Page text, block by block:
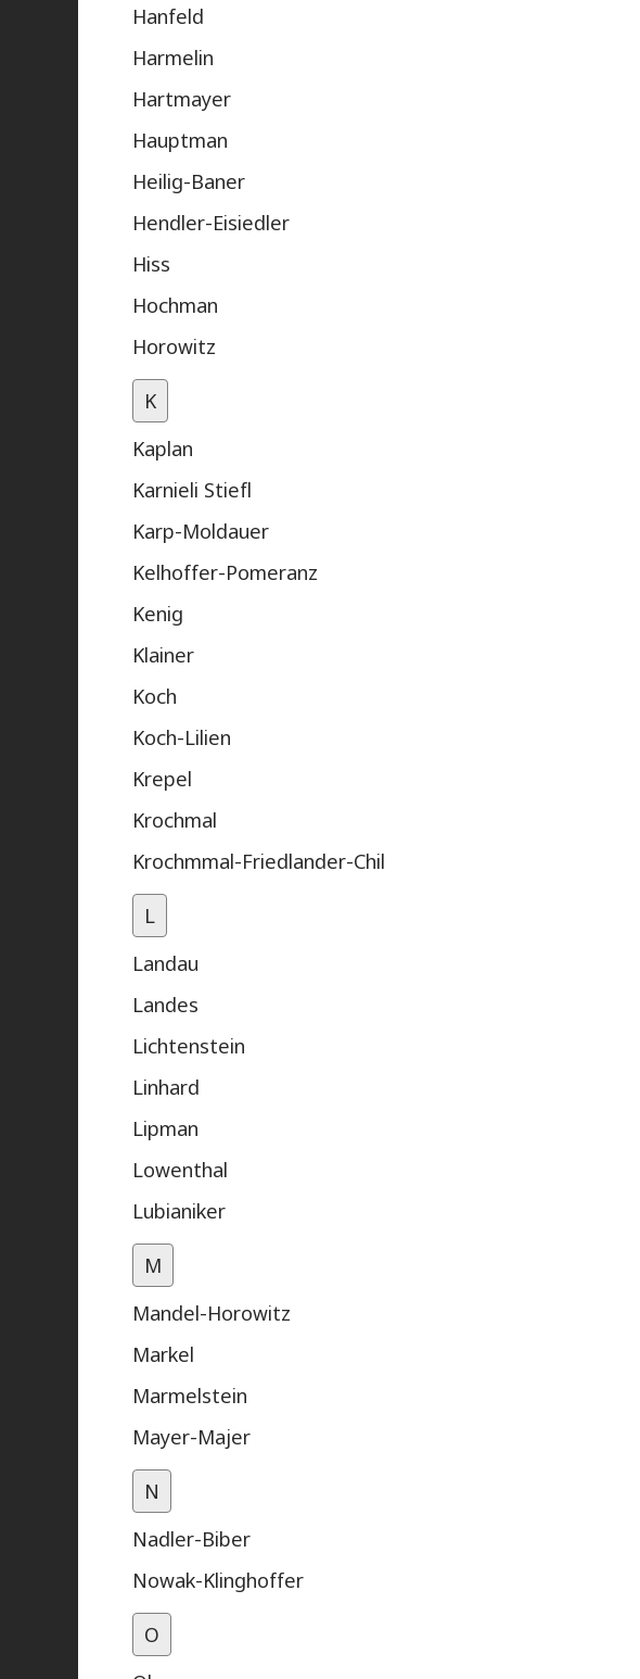
Hanfeld
Harmelin
Hartmayer
Hauptman
Heilig-Baner
Hendler-Eisiedler
Hiss
Hochman
Horowitz
K
Kaplan
Karnieli Stiefl
Karp-Moldauer
Kelhoffer-Pomeranz
Kenig
Klainer
Koch
Koch-Lilien
Krepel
Krochmal
Krochmmal-Friedlander-Chil
L
Landau
Landes
Lichtenstein
Linhard
Lipman
Lowenthal
Lubianiker
M
Mandel-Horowitz
Markel
Marmelstein
Mayer-Majer
N
Nadler-Biber
Nowak-Klinghoffer
O